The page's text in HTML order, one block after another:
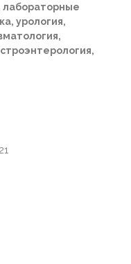
лабораторные
урология,